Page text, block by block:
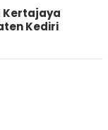
Kertajaya
Kediri